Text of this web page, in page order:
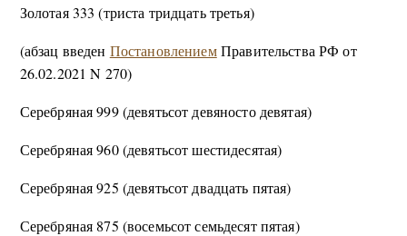
Золотая 333 (триста тридцать третья)
(абзац введен ПостановлениемПравительства РФ от
26.02.2021 N 270)
Серебряная 999 (девятьсот девяносто девятая)
Серебряная 960 (девятьсот шестидесятая)
Серебряная 925 (девятьсот двадцать пятая)
Серебряная 875 (восемьсот семьдесят пятая)